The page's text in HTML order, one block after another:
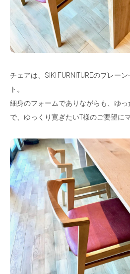
チェアは、SIKI FURNITUREのプレー
ト。
細身のフォームでありながらも、ゆ
で、ゆっくり寛ぎたいT様のご要望に